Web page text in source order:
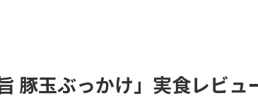
豚玉ぶっかけ」実食レビュ